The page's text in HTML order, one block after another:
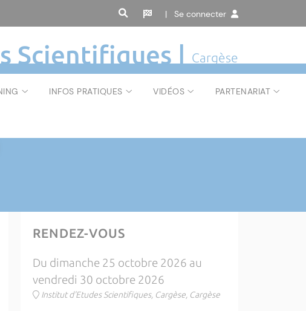
| Se connecter
Scientifiques | Cargèse
INFOS PRATIQUES VIDÉOS PARTENARIAT
RENDEZ-VOUS
Du dimanche 25 octobre 2026 au
vendredi 30 octobre 2026
Institut d'Etudes Scientifiques, Cargèse, Cargèse